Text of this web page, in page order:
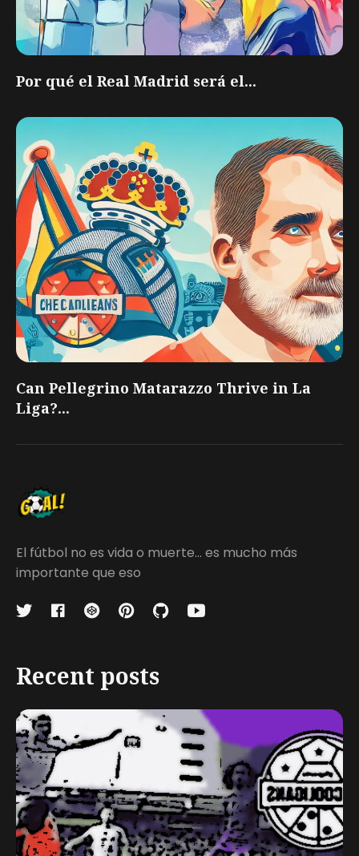
Por qué el Real Madrid será el...
Can Pellegrino Matarazzo Thrive in La
Liga?...
El fútbol no es vida o muerte... es mucho más
importante que eso
Recent posts